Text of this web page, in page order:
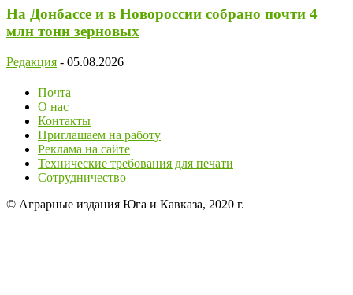
На Донбассе и в Новороссии собрано почти 4
млн тонн зерновых
Редакция - 05.08.2026
Почта
О нас
Контакты
Приглашаем на работу
Реклама на сайте
Технические требования для печати
Сотрудничество
© Аграрные издания Юга и Кавказа, 2020 г.